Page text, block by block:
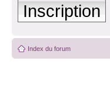
Inscription
Index du forum